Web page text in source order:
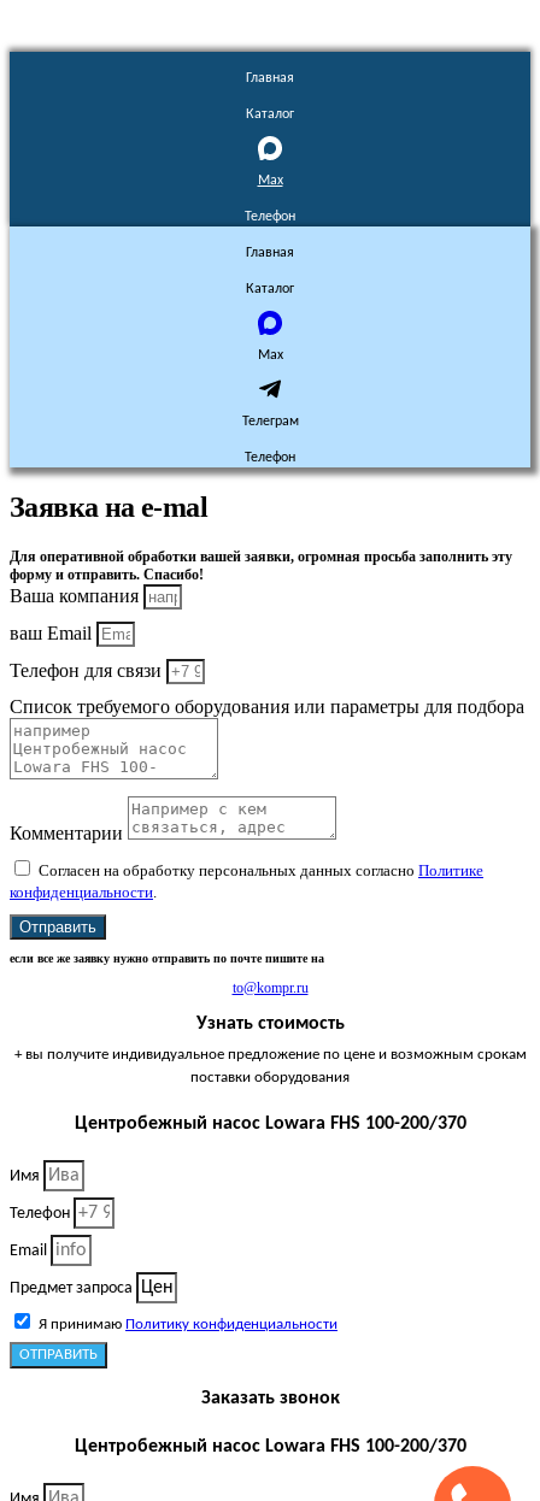
Главная
Каталог
Max
Телефон
Главная
Каталог
Max
Телеграм
Телефон
Заявка на e-mal
Для оперативной обработки вашей заявки, огромная просьба заполнить эту
форму и отправить. Спасибо!
Ваша компания
ваш Email
Телефон для связи
Список требуемого оборудования или параметры для подбора
Комментарии
Согласен на обработку персональных данных согласно Политике
конфиденциальности
Отправить
если все же заявку нужно отправить по почте пишите на
to@kompr.ru
Узнать стоимость
+ вы получите индивидуальное предложение по цене и возможным срокам
поставки оборудования
Центробежный насос Lowara FHS 100-200/370
Имя
Телефон
Email
Предмет запроса
Я принимаю Политику конфиденциальности
ОТПРАВИТЬ
Заказать звонок
Центробежный насос Lowara FHS 100-200/370